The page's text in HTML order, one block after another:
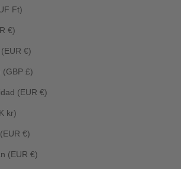
Ft)
€)
€)
(GBP £)
(EUR €)
kr)
€)
(EUR €)